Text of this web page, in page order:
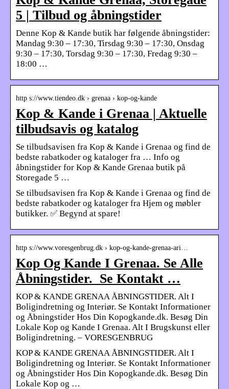
5 | Tilbud og åbningstider
Denne Kop & Kande butik har følgende åbningstider:
Mandag 9:30 – 17:30, Tirsdag 9:30 – 17:30, Onsdag
9:30 – 17:30, Torsdag 9:30 – 17:30, Fredag 9:30 –
18:00 …
http s://www.tiendeo.dk › grenaa › kop-og-kande
Kop & Kande i Grenaa | Aktuelle
tilbudsavis og katalog
Se tilbudsavisen fra Kop & Kande i Grenaa og find de
bedste rabatkoder og kataloger fra … Info og
åbningstider for Kop & Kande Grenaa butik på
Storegade 5 …
Se tilbudsavisen fra Kop & Kande i Grenaa og find de
bedste rabatkoder og kataloger fra Hjem og møbler
butikker. ✅ Begynd at spare!
http s://www.voresgenbrug.dk › kop-og-kande-grenaa-ari…
Kop Og Kande I Grenaa. Se Alle
Åbningstider. ​ Se Kontakt …
KOP & KANDE GRENAA ÅBNINGSTIDER. Alt I
Boligindretning og Interiør. Se Kontakt Informationer
og Åbningstider Hos Din Kopogkande.dk. Besøg Din
Lokale Kop og Kande I Grenaa. Alt I Brugskunst eller
Boligindretning. – VORESGENBRUG
KOP & KANDE GRENAA ÅBNINGSTIDER. Alt I
Boligindretning og Interiør. Se Kontakt Informationer
og Åbningstider Hos Din Kopogkande.dk. Besøg Din
Lokale Kop og …